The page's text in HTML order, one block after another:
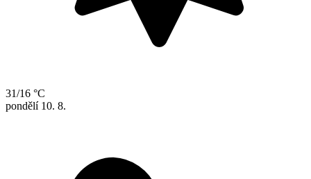
31/16 °C
pondělí 10. 8.